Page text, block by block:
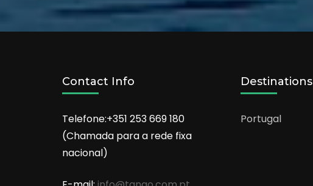
Contact Info
Telefone:+351 253 669 180
(Chamada para a rede fixa
nacional)
Destinations
Portugal